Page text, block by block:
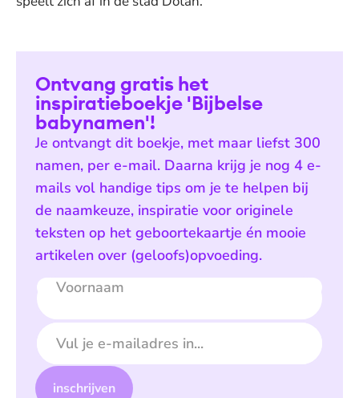
Ontvang gratis het
inspiratieboekje 'Bijbelse
babynamen'!
Je ontvangt dit boekje, met maar liefst 300
namen, per e-mail. Daarna krijg je nog 4 e-
mails vol handige tips om je te helpen bij
de naamkeuze, inspiratie voor originele
teksten op het geboortekaartje én mooie
artikelen over (geloofs)opvoeding.
Voornaam
E-mailadres
inschrijven